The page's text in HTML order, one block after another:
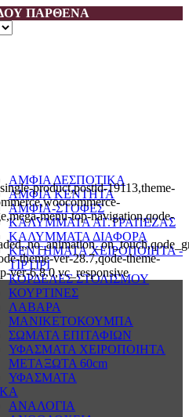
ΠΑΡΘΕΝΑ
ΑΜΦΙΑ ΔΕΣΠΟΤΙΚΑ
ΑΜΦΙΑ ΚΕΝΤΗΤΑ
ΑΜΦΙΑ-ΣΤΟΦΕΣ
ΚΑΛΥΜΜΑΤΑ ΑΓ.ΤΡΑΠΕΖΑΣ
ΚΑΛΥΜΜΑΤΑ ΔΙΑΦΟΡΑ
ΚΕΝΤΗΜΑΤΑ ΧΕΙΡΟΠΟΙΗΤΑ -
ΤΙΡΤΙΡΙ
ΚΟΡΔΕΛΕΣ ΣΤΟΛΙΣΜΟΥ
ΚΟΥΡΤΙΝΕΣ
ΛΑΒΑΡΑ
ΜΑΝΙΚΕΤΟΚΟΥΜΠΑ
ΣΩΜΑΤΑ ΕΠΙΤΑΦΙΩΝ
ΥΦΑΣΜΑΤΑ ΧΕΙΡΟΠΟΙΗΤΑ
ΜΕΤΑΞΩΤΑ 60cm
ΥΦΑΣΜΑΤΑ
ΑΝΑΛΟΓΙΑ
product,postid-19113,theme-
menu-top-navigation,qode-
theme-ver-28.7,qode-theme-
ver-6.8.0,vc_responsive